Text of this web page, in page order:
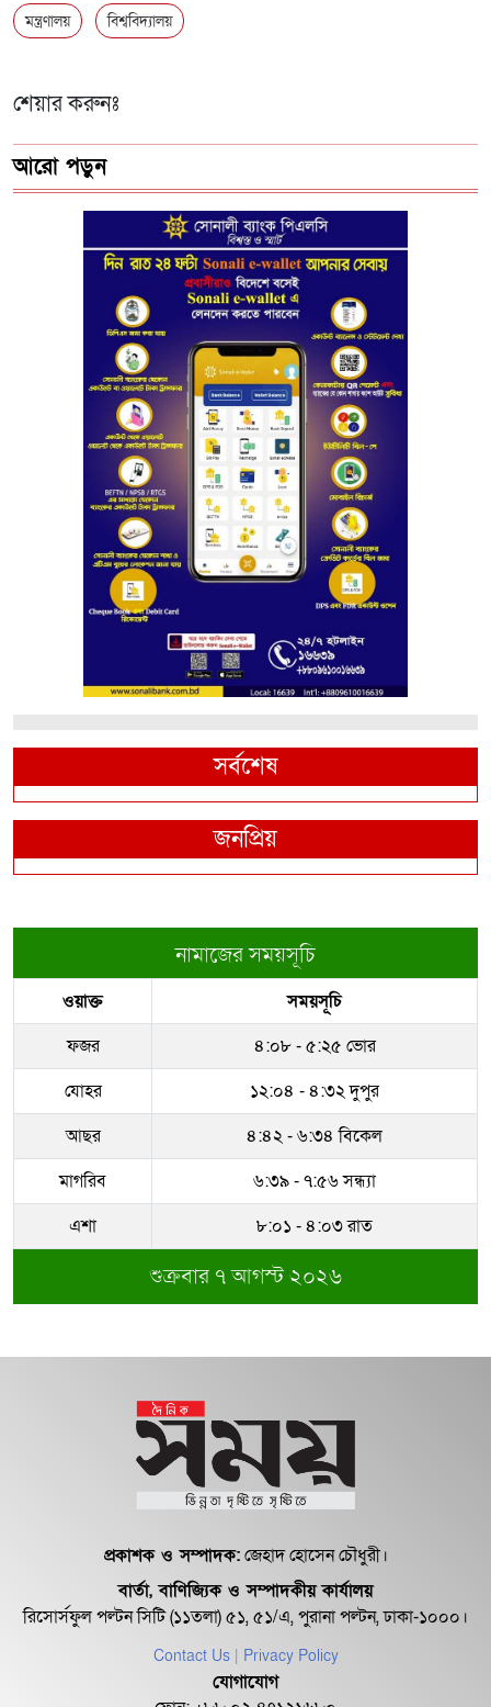
মন্ত্রণালয় বিশ্ববিদ্যালয়
শেয়ার করুনঃ
আরো পড়ুন
সর্বশেষ
জনপ্রিয়
নামাজের সময়সূচি
ওয়াক্ত
সময়সূচি
ফজর
৪:০৮ - ৫:২৫ ভোর
যোহর
১২:০৪ - ৪:৩২ দুপুর
আছর
৪:৪২ - ৬:৩৪ বিকেল
মাগরিব
৬:৩৯ - ৭:৫৬ সন্ধ্যা
এশা
৮:০১ - ৪:০৩ রাত
শুক্রবার ৭ আগস্ট ২০২৬
প্রকাশক ও সম্পাদক:জেহাদ হোসেন চৌধুরী।
বার্তা, বাণিজ্যিক ও সম্পাদকীয় কার্যালয়
রিসোর্সফুল পল্টন সিটি (১১তলা) ৫১, ৫১/এ, পুরানা পল্টন, ঢাকা-১০০০।
Contact Us | Privacy Policy
যোগাযোগ